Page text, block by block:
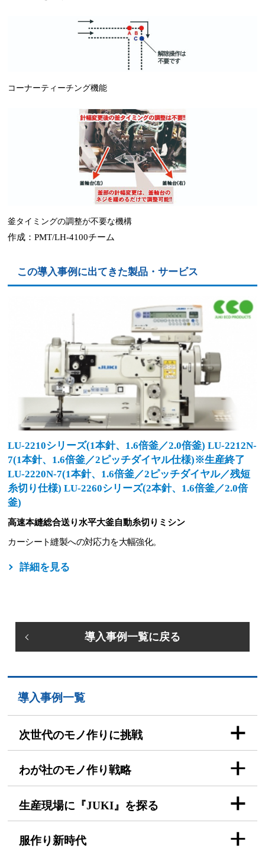
コーナーティーチング機能
釜タイミングの調整が不要な機構
作成：PMT/LH-4100チーム
この導入事例に出てきた製品・サービス
LU-2210シリーズ(1本針、1.6倍釜／2.0倍釜) LU-2212N-
7(1本針、1.6倍釜／2ピッチダイヤル仕様)※生産終了
LU-2220N-7(1本針、1.6倍釜／2ピッチダイヤル／残短
糸切り仕様) LU-2260シリーズ(2本針、1.6倍釜／2.0倍
釜)
高速本縫総合送り水平大釜自動糸切りミシン
カーシート縫製への対応力を大幅強化。
詳細を見る
導入事例一覧に戻る
導入事例一覧
次世代のモノ作りに挑戦
わが社のモノ作り戦略
生産現場に『JUKI』を探る
服作り新時代